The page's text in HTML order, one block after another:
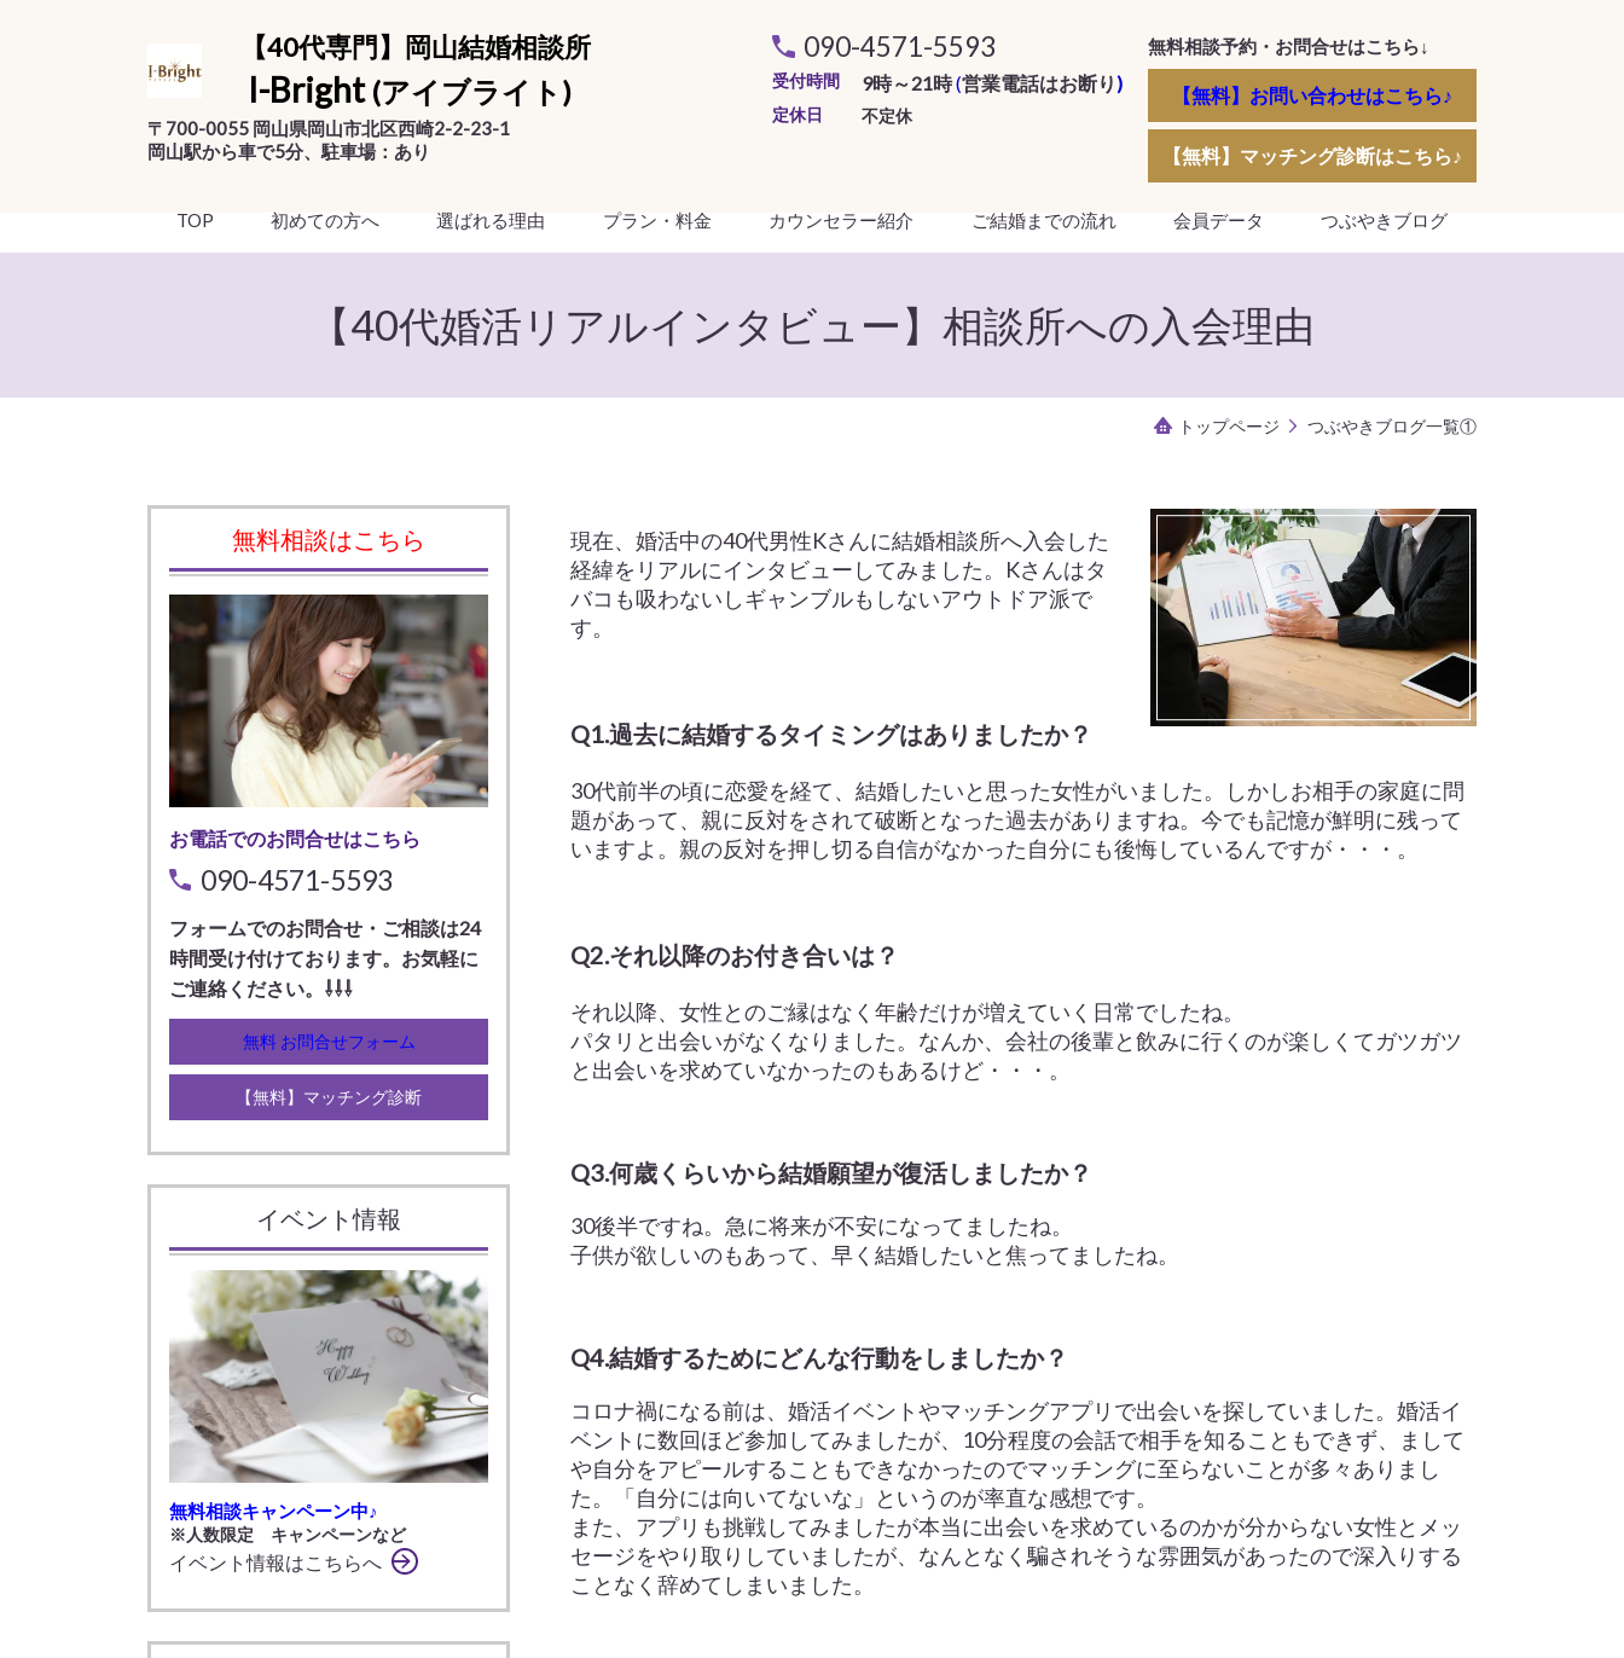
【40代専門】岡山結婚相談所
I-Bright (アイブライト)
〒700-0055 岡山県岡山市北区西崎2-2-23-1
岡山駅から車で5分、駐車場：あり
090-4571-5593
受付時間 9時～21時(営業電話はお断り )
定休日 不定休
無料相談予約・お問合せはこちら↓
【無料】お問い合わせはこちら♪
【無料】マッチング診断はこちら♪
TOP 初めての方へ 選ばれる理由 プラン・料金 カウンセラー紹介 ご結婚までの流れ 会員データ つぶやきブログ
【40代婚活リアルインタビュー】相談所への入会理由
トップページ つぶやきブログ一覧①
現在、婚活中の40代男性Kさんに結婚相談所へ入会した
経緯をリアルにインタビューしてみました。Kさんはタ
バコも吸わないしギャンブルもしないアウトドア派で
す。
Q1.過去に結婚するタイミングはありましたか？
30代前半の頃に恋愛を経て、結婚したいと思った女性がいました。しかしお相手の家庭に問
題があって、親に反対をされて破断となった過去がありますね。今でも記憶が鮮明に残って
いますよ。親の反対を押し切る自信がなかった自分にも後悔しているんですが・・・。
Q2.それ以降のお付き合いは？
それ以降、女性とのご縁はなく年齢だけが増えていく日常でしたね。
パタリと出会いがなくなりました。なんか、会社の後輩と飲みに行くのが楽しくてガツガツ
と出会いを求めていなかったのもあるけど・・・。
Q3.何歳くらいから結婚願望が復活しましたか？
30後半ですね。急に将来が不安になってましたね。
子供が欲しいのもあって、早く結婚したいと焦ってましたね。
Q4.結婚するためにどんな行動をしましたか？
コロナ禍になる前は、婚活イベントやマッチングアプリで出会いを探していました。婚活イ
ベントに数回ほど参加してみましたが、10分程度の会話で相手を知ることもできず、まして
や自分をアピールすることもできなかったのでマッチングに至らないことが多々ありまし
た。「自分には向いてないな」というのが率直な感想です。
また、アプリも挑戦してみましたが本当に出会いを求めているのかが分からない女性とメッ
セージをやり取りしていましたが、なんとなく騙されそうな雰囲気があったので深入りする
ことなく辞めてしまいました。
無料相談はこちら
お電話でのお問合せはこちら
090-4571-5593
フォームでのお問合せ・ご相談は24
時間受け付けております。お気軽に
ご連絡ください。⇩⇩⇩
無料 お問合せフォーム
【無料】マッチング診断
イベント情報
無料相談キャンペーン中♪
※人数限定 キャンペーンなど
イベント情報はこちらへ